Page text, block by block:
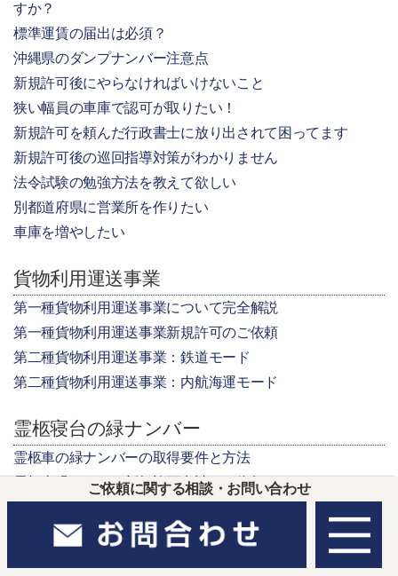
ご依頼に関する相談・お問い合わせ
すか？
標準運賃の届出は必須？
沖縄県のダンプナンバー注意点
新規許可後にやらなければいけないこと
狭い幅員の車庫で認可が取りたい！
新規許可を頼んだ行政書士に放り出されて困ってます
新規許可後の巡回指導対策がわかりません
法令試験の勉強方法を教えて欲しい
別都道府県に営業所を作りたい
車庫を増やしたい
貨物利用運送事業
第一種貨物利用運送事業について完全解説
第一種貨物利用運送事業新規許可のご依頼
第二種貨物利用運送事業：鉄道モード
第二種貨物利用運送事業：内航海運モード
霊柩寝台の緑ナンバー
霊柩車の緑ナンバーの取得要件と方法
霊柩車緑ナンバー新規許可申請のご依頼
運送業許可のさまざまな知識